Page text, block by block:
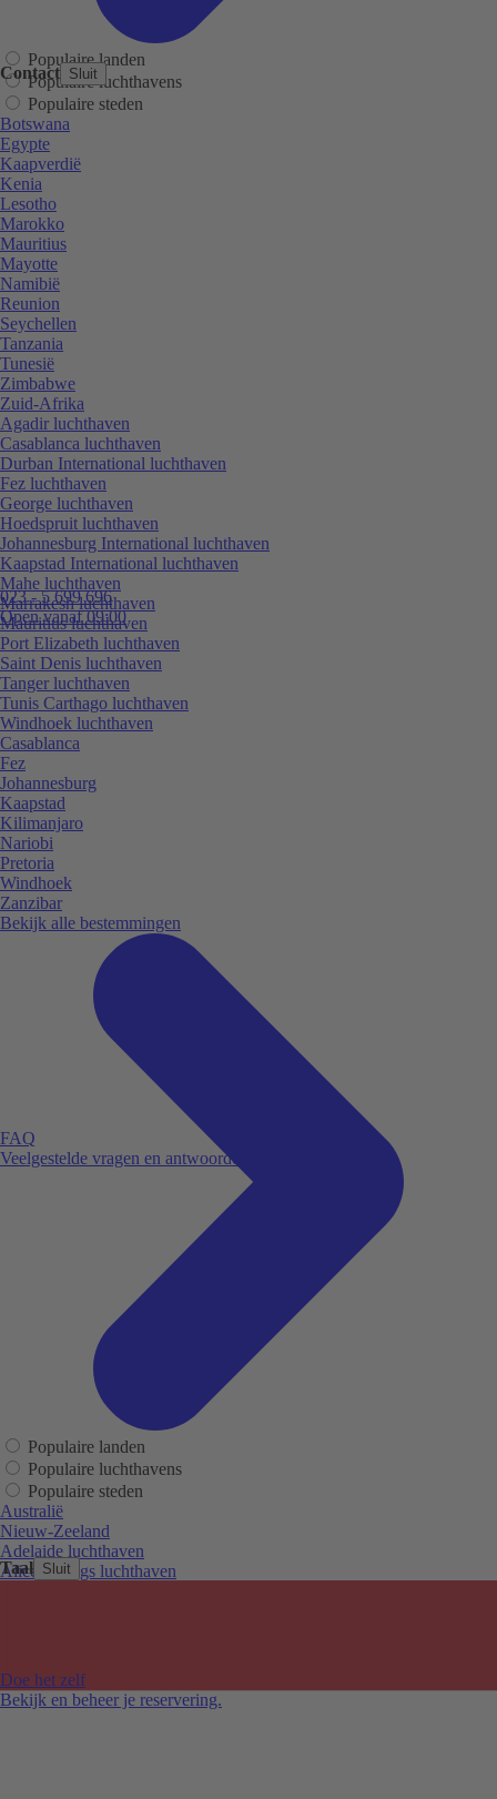
Taal Sluit
Contact Sluit
023 - 5 699 696
Open vanaf 09:00
FAQ
Veelgestelde vragen en antwoorden.
Doe het zelf
Bekijk en beheer je reservering.
Populaire landen
Populaire luchthavens
Populaire steden
Botswana
Egypte
Kaapverdië
Kenia
Lesotho
Marokko
Mauritius
Mayotte
Namibië
Reunion
Seychellen
Tanzania
Tunesië
Zimbabwe
Zuid-Afrika
Agadir luchthaven
Casablanca luchthaven
Durban International luchthaven
Fez luchthaven
George luchthaven
Hoedspruit luchthaven
Johannesburg International luchthaven
Kaapstad International luchthaven
Mahe luchthaven
Marrakesh luchthaven
Mauritius luchthaven
Port Elizabeth luchthaven
Saint Denis luchthaven
Tanger luchthaven
Tunis Carthago luchthaven
Windhoek luchthaven
Casablanca
Fez
Johannesburg
Kaapstad
Kilimanjaro
Nariobi
Pretoria
Windhoek
Zanzibar
Bekijk alle bestemmingen
Populaire landen
Populaire luchthavens
Populaire steden
Australië
Nieuw-Zeeland
Adelaide luchthaven
Alice Springs luchthaven
Melbourne Tullamarine luchthaven
Perth luchthaven
Sydney luchthaven